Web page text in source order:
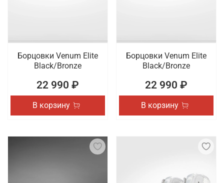
Борцовки Venum Elite
Black/Bronze
22 990 ₽
В корзину
Борцовки Venum Elite
Black/Bronze
22 990 ₽
В корзину